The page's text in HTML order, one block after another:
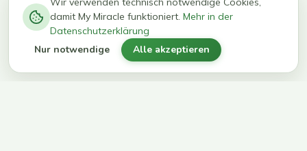
kg in 12
Wochen
erreichen
ihr Ziel
damit My Miracle funktioniert. Mehr in der
Datenschutzerklärung
Nur notwendige Alle akzeptieren